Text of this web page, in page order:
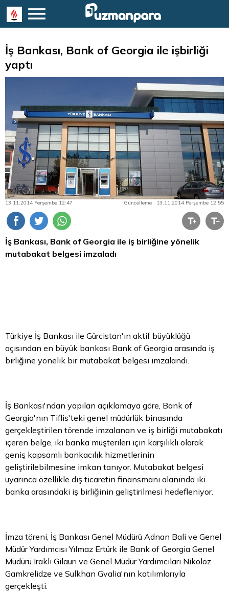
İş Bankası, Bank of Georgia ile işbirliği
yaptı
13.11.2014 Perşembe 12:47 Güncelleme : 13.11.2014 Perşembe 12:55
İş Bankası, Bank of Georgia ile iş birliğine yönelik
mutabakat belgesi imzaladı
Türkiye İş Bankası ile Gürcistan'ın aktif büyüklüğü
açısından en büyük bankası Bank of Georgia arasında iş
birliğine yönelik bir mutabakat belgesi imzalandı.
İş Bankası'ndan yapılan açıklamaya göre, Bank of
Georgia'nın Tiflis'teki genel müdürlük binasında
gerçekleştirilen törende imzalanan ve iş birliği mutabakatı
içeren belge, iki banka müşterileri için karşılıklı olarak
geniş kapsamlı bankacılık hizmetlerinin
geliştirilebilmesine imkan tanıyor. Mutabakat belgesi
uyarınca özellikle dış ticaretin finansmanı alanında iki
banka arasındaki iş birliğinin geliştirilmesi hedefleniyor.
İmza töreni, İş Bankası Genel Müdürü Adnan Bali ve Genel
Müdür Yardımcısı Yılmaz Ertürk ile Bank of Georgia Genel
Müdürü Irakli Gilauri ve Genel Müdür Yardımcıları Nikoloz
Gamkrelidze ve Sulkhan Gvalia'nın katılımlarıyla
gerçekleşti.